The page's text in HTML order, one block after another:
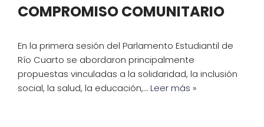
COMPROMISO COMUNITARIO
En la primera sesión del Parlamento Estudiantil de
Río Cuarto se abordaron principalmente
propuestas vinculadas a la solidaridad, la inclusión
social, la salud, la educación,…Leer más »